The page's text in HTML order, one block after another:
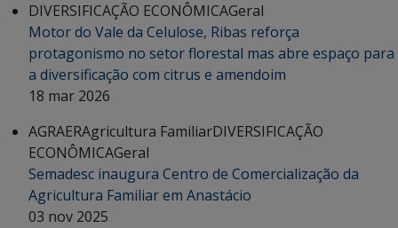
DIVERSIFICAÇÃO ECONÔMICAGeral
Motor do Vale da Celulose, Ribas reforça
protagonismo no setor florestal mas abre espaço para
a diversificação com citrus e amendoim
18 mar 2026
AGRAERAgricultura FamiliarDIVERSIFICAÇÃO
ECONÔMICAGeral
Semadesc inaugura Centro de Comercialização da
Agricultura Familiar em Anastácio
03 nov 2025